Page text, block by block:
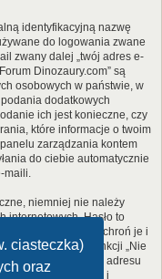
ciasteczka)
oraz
identyfikacyjną nazwę
do logowania zwane
zwany dalej „twój adres e-
Dinozaury.com” są
osobowych w państwie, w
dodatkowych
ich jest konieczne, czy
które informacje o twoim
zarządzania kontem
do ciebie automatycznie
maili.
niemniej nie należy
internetowych. Hasło to
więc chroń je i
zapomnisz, użyj funkcji „Nie
nazwy użytkownika i adresu
nowe hasło i